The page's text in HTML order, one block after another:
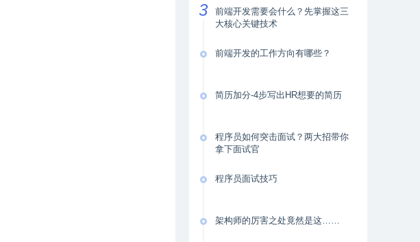
前端开发需要会什么？先掌握这三
大核心关键技术
前端开发的工作方向有哪些？
简历加分-4步写出HR想要的简历
程序员如何突击面试？两大招带你
拿下面试官
程序员面试技巧
架构师的厉害之处竟然是这……